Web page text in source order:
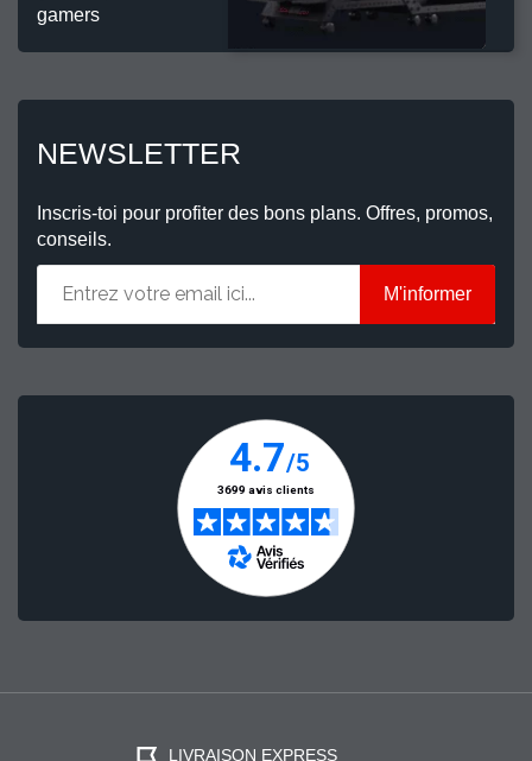
gamers
NEWSLETTER
Inscris-toi pour profiter des bons plans. Offres, promos,
conseils.
M'informer
LIVRAISON EXPRESS